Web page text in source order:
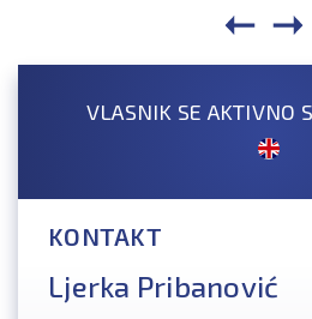
VLASNIK SE AKTIVNO
KONTAKT
Ljerka Pribanović